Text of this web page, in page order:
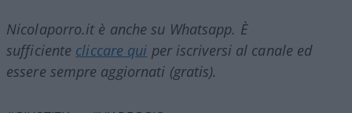
Nicolaporro.it è anche su Whatsapp. È
sufficiente cliccare qui per iscriversi al canale ed
essere sempre aggiornati (gratis).